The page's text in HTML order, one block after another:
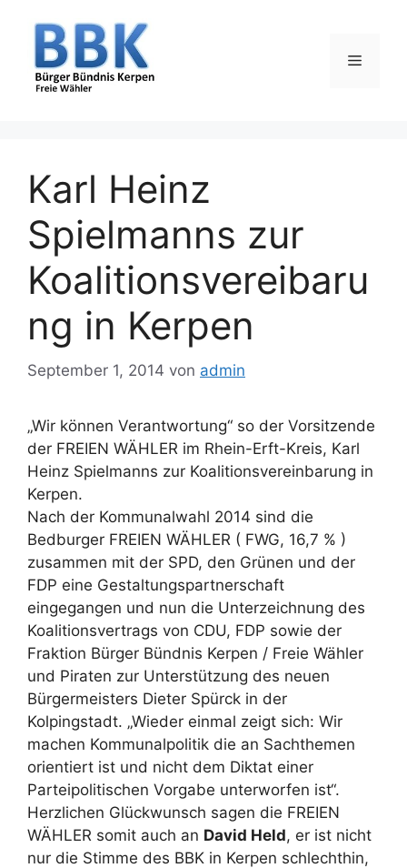
springen
Menü
Karl Heinz
Spielmanns zur
Koalitionsvereibaru
ng in Kerpen
September 1, 2014 von admin
„Wir können Verantwortung“ so der Vorsitzende
der FREIEN WÄHLER im Rhein-Erft-Kreis, Karl
Heinz Spielmanns zur Koalitionsvereinbarung in
Kerpen.
Nach der Kommunalwahl 2014 sind die
Bedburger FREIEN WÄHLER ( FWG, 16,7 % )
zusammen mit der SPD, den Grünen und der
FDP eine Gestaltungspartnerschaft
eingegangen und nun die Unterzeichnung des
Koalitionsvertrags von CDU, FDP sowie der
Fraktion Bürger Bündnis Kerpen / Freie Wähler
und Piraten zur Unterstützung des neuen
Bürgermeisters Dieter Spürck in der
Kolpingstadt. „Wieder einmal zeigt sich: Wir
machen Kommunalpolitik die an Sachthemen
orientiert ist und nicht dem Diktat einer
Parteipolitischen Vorgabe unterworfen ist“.
Herzlichen Glückwunsch sagen die FREIEN
WÄHLER somit auch an David Held, er ist nicht
nur die Stimme des BBK in Kerpen schlechthin,